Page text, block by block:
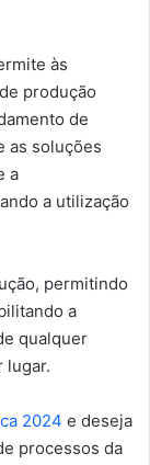
às
produção
de
as soluções
a
a utilização
permitindo
a
qualquer
lugar.
2024 e deseja
processos da